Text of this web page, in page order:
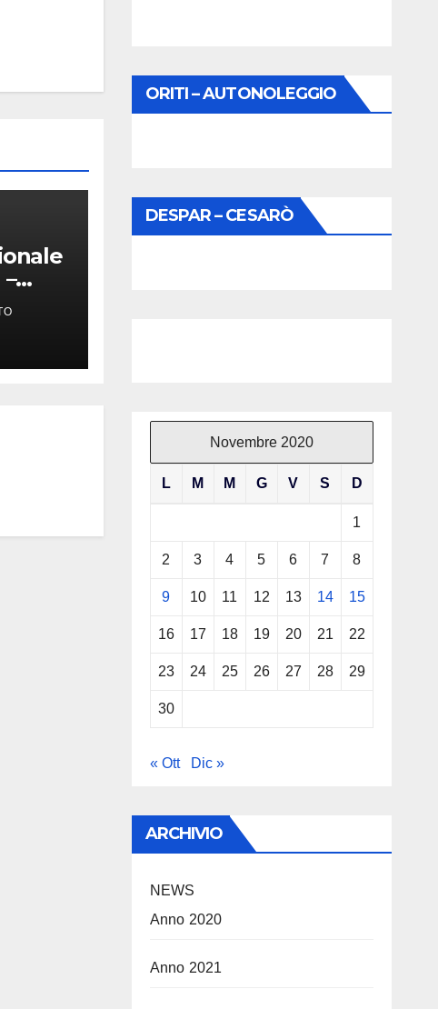
ORITI – AUTONOLEGGIO
DESPAR – CESARÒ
Novembre 2020
L M M G V S D
1
2 3 4 5 6 7 8
9 10 11 12 13 14 15
16 17 18 19 20 21 22
23 24 25 26 27 28 29
30
« Ott Dic »
ARCHIVIO
NEWS
Anno 2020
Anno 2021